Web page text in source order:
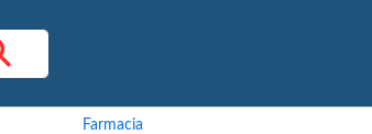
Farmacia